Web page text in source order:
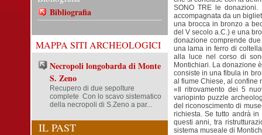
Bibliografia
MAPPA SITI ARCHEOLOGICI
Necropoli longobarda di Monte
S. Zeno
Recupero di due sepolture
complete Con lo scavo sistematico
della necropoli di S.Zeno a par...
IL PAST
SONO TRE le
accompagnata da un
una brocca in bronzo a
del V secolo a.C.) e una
donazione comprende
una lama in ferro di
alla luce nel corso di
Montichiari. La donazione
consiste in una fibula in
al fiume Chiese, al confine
«Il ritrovamento dei 5
variopinto puzzle
del riconoscimento di
richiesta. Se tutto andrà
questi anni, tra
sistema museale di